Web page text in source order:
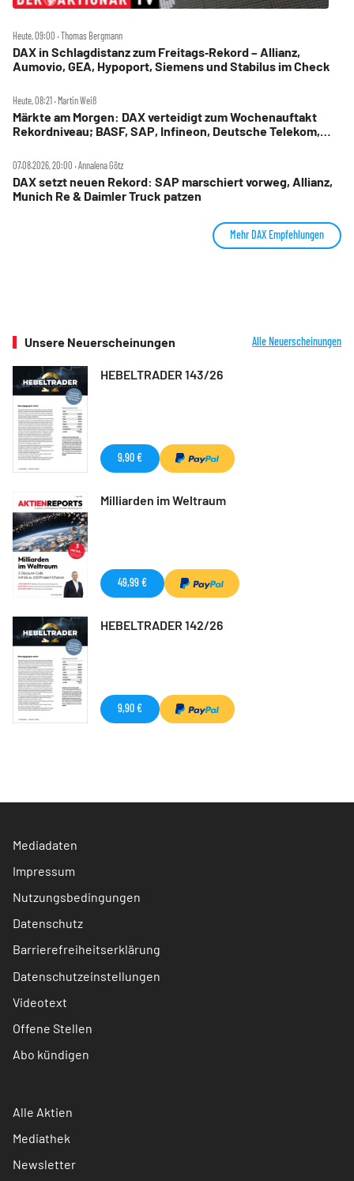
Heute, 09:00 ‧ Thomas Bergmann
DAX in Schlagdistanz zum Freitags‑Rekord – Allianz,
Aumovio, GEA, Hypoport, Siemens und Stabilus im Check
Heute, 08:21 ‧ Martin Weiß
Märkte am Morgen: DAX verteidigt zum Wochenauftakt
Rekordniveau; BASF, SAP, Infineon, Deutsche Telekom,
07.08.2026, 20:00 ‧ Annalena Götz
DAX setzt neuen Rekord: SAP marschiert vorweg, Allianz,
Munich Re & Daimler Truck patzen
Mehr DAX Empfehlungen
Unsere Neuerscheinungen Alle Neuerscheinungen
HEBELTRADER 143/26
9,90 €
Milliarden im Weltraum
49,99 €
HEBELTRADER 142/26
9,90 €
Mediadaten
Impressum
Nutzungsbedingungen
Datenschutz
Barrierefreiheitserklärung
Datenschutzeinstellungen
Videotext
Offene Stellen
Abo kündigen
Alle Aktien
Mediathek
Newsletter